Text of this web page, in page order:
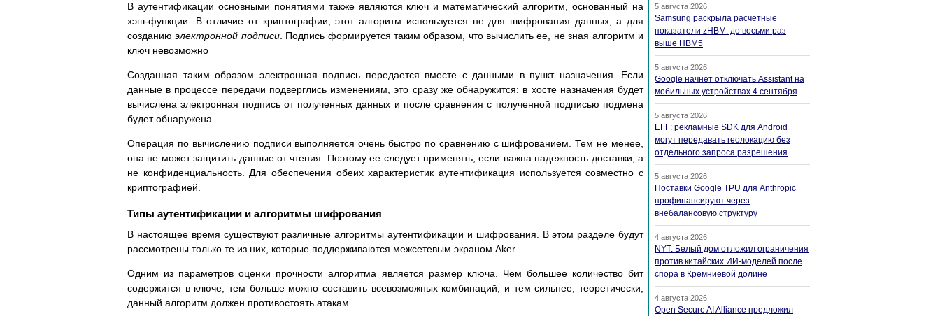
В аутентификации основными понятиями также являются ключ и математический алгоритм, основанный на
хэш-функции. В отличие от криптографии, этот алгоритм используется не для шифрования данных, а для
созданию электронной подписи. Подпись формируется таким образом, что вычислить ее, не зная алгоритм и
ключ невозможно
Созданная таким образом электронная подпись передается вместе с данными в пункт назначения. Если
данные в процессе передачи подверглись изменениям, это сразу же обнаружится: в хосте назначения будет
вычислена электронная подпись от полученных данных и после сравнения с полученной подписью подмена
будет обнаружена.
Операция по вычислению подписи выполняется очень быстро по сравнению с шифрованием. Тем не менее,
она не может защитить данные от чтения. Поэтому ее следует применять, если важна надежность доставки, а
не конфиденциальность. Для обеспечения обеих характеристик аутентификация используется совместно с
криптографией.
Типы аутентификации и алгоритмы шифрования
В настоящее время существуют различные алгоритмы аутентификации и шифрования. В этом разделе будут
рассмотрены только те из них, которые поддерживаются межсетевым экраном Aker.
Одним из параметров оценки прочности алгоритма является размер ключа. Чем большее количество бит
содержится в ключе, тем больше можно составить всевозможных комбинаций, и тем сильнее, теоретически,
данный алгоритм должен противостоять атакам.
5 августа 2026
Samsung раскрыла расчётные
показатели zHBM: до восьми раз
выше HBM5
5 августа 2026
Google начнет отключать Assistant на
мобильных устройствах 4 сентября
5 августа 2026
EFF: рекламные SDK для Android
могут передавать геолокацию без
отдельного запроса разрешения
5 августа 2026
Поставки Google TPU для Anthropic
профинансируют через
внебалансовую структуру
4 августа 2026
NYT: Белый дом отложил ограничения
против китайских ИИ-моделей после
спора в Кремниевой долине
4 августа 2026
Open Secure AI Alliance предложил